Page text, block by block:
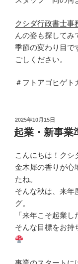
クシダ行政書士事
んの姿も探してみ
季節の変わり目で
ごしください。
＃フトアゴヒゲ
投
稿
日:
2025年10月15日
起業・新事業
こんにちは！クシ
金木犀の香りが心
たね。
そんな秋は、来年
グ。
「来年こそ起業
そんな目標をお持